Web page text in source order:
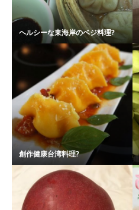
ヘルシーな東海岸のベジ料理?
創作健康台湾料理?